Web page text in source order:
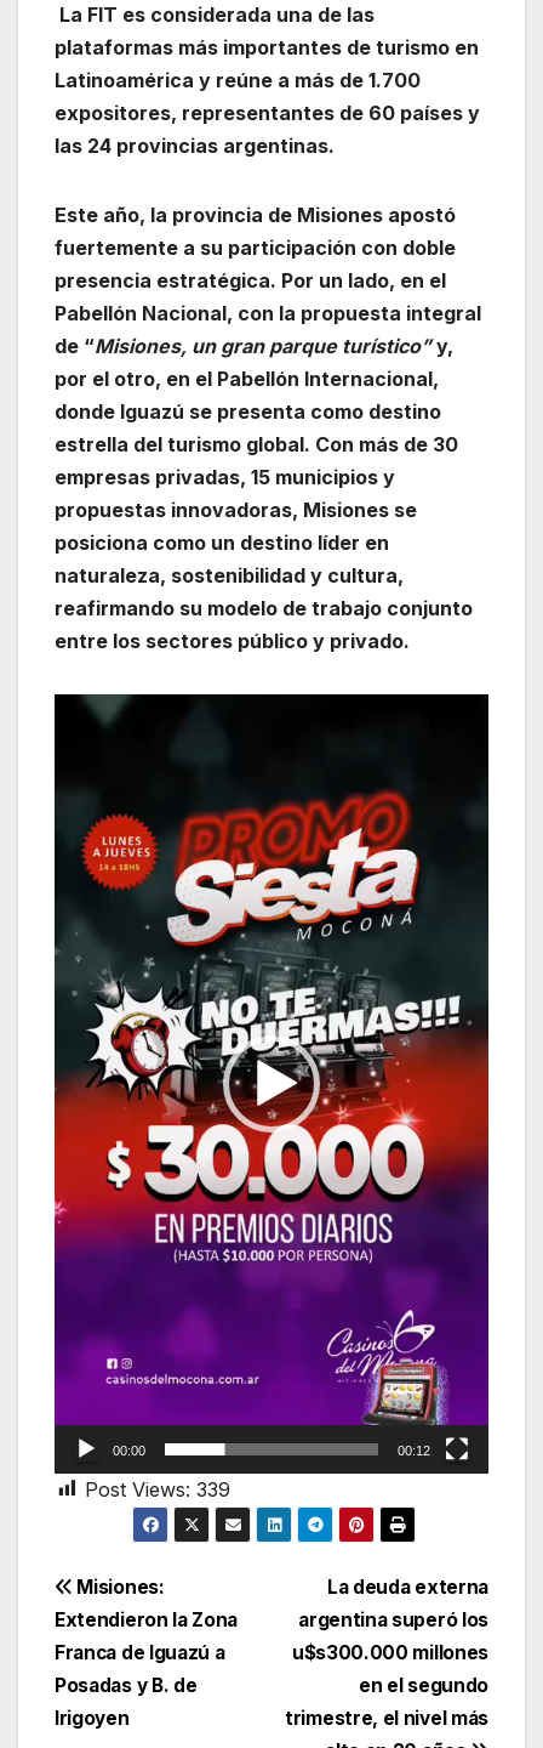
La FIT es considerada una de las
plataformas más importantes de turismo en
Latinoamérica y reúne a más de 1.700
expositores, representantes de 60 países y
las 24 provincias argentinas.
Este año, la provincia de Misiones apostó
fuertemente a su participación con doble
presencia estratégica. Por un lado, en el
Pabellón Nacional, con la propuesta integral
de “Misiones, un gran parque turístico”y,
por el otro, en el Pabellón Internacional,
donde Iguazú se presenta como destino
estrella del turismo global. Con más de 30
empresas privadas, 15 municipios y
propuestas innovadoras, Misiones se
posiciona como un destino líder en
naturaleza, sostenibilidad y cultura,
reafirmando su modelo de trabajo conjunto
entre los sectores público y privado.
Reproductor
00:00 00:12
Post Views: 339
Navegación
de
entradas
La deuda externa
argentina superó los
u$s300.000 millones
en el segundo
trimestre, el nivel más
Misiones:
Extendieron la Zona
Franca de Iguazú a
Posadas y B. de
Irigoyen